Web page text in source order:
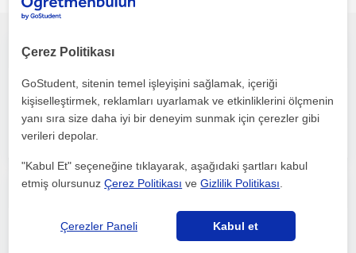
Ispanyolca
Çevrimiçi dersler
Ispanyolca
Çerez Politikası
GoStudent, sitenin temel işleyişini sağlamak, içeriği
kişiselleştirmek, reklamları uyarlamak ve etkinliklerini ölçmenin
yanı sıra size daha iyi bir deneyim sunmak için çerezler gibi
verileri depolar.
"Kabul Et" seçeneğine tıklayarak, aşağıdaki şartları kabul
etmiş olursunuzÇerez Politikası veGizlilik Politikası
Çerezler Paneli Kabul et